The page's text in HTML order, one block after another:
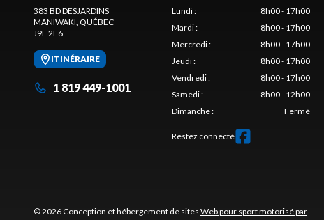
383 BD DESJARDINS
MANIWAKI , QUÉBEC
J9E 2E6
ITINÉRAIRE
1 819 449-1001
Lundi:
8h00 - 17h00
Mardi:
8h00 - 17h00
Mercredi:
8h00 - 17h00
Jeudi:
8h00 - 17h00
Vendredi:
8h00 - 17h00
Samedi:
8h00 - 12h00
Dimanche: Fermé
Restez connecté
© 2026 Conception et hébergement de sites Web pour sport motorisé par